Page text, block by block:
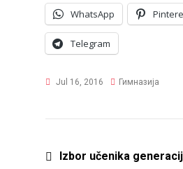
WhatsApp
Telegram
Jul 16, 2016 Гимназија
PostIzbor učenika